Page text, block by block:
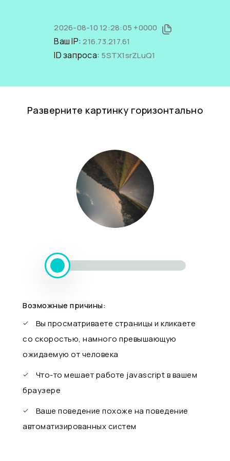
2026-08-10 12:28:05 +0000
Ваш IP:216.73.217.61
ID запроса: 5STX1srZLuQ1
Разверните картинку горизонтально
Возможные причины:
Вы просматриваете страницы и кликаете
со скоростью, намного превышающую
ожидаемую от человека
Что-то мешает работе javascript в вашем
браузере
Ваше поведение похоже на поведение
автоматизированных систем